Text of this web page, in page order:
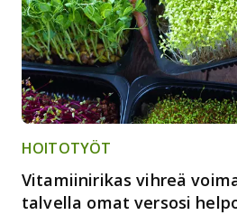
HOITOTYÖT
Vitamiinirikas vihreä
talvella omat versosi